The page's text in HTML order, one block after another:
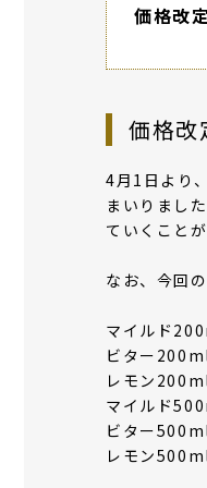
価格改
価格改
4月1日より
まいりまし
ていくこと
なお、今回
マイルド
ビター
レモン
マイルド
ビター
レモン